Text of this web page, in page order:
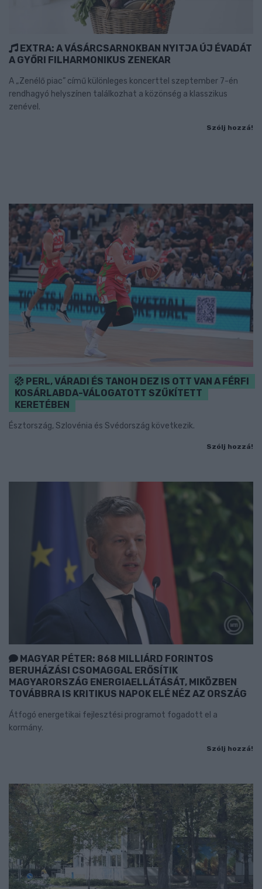
EXTRA: A VÁSÁRCSARNOKBAN NYITJA ÚJ ÉVADÁT
A GYŐRI FILHARMONIKUS ZENEKAR
A „Zenélő piac” című különleges koncerttel szeptember 7-én
rendhagyó helyszínen találkozhat a közönség a klasszikus
zenével.
Szólj hozzá!
PERL, VÁRADI ÉS TANOH DEZ IS OTT VAN A FÉRFI
KOSÁRLABDA-VÁLOGATOTT SZŰKÍTETT
KERETÉBEN
Észtország, Szlovénia és Svédország következik.
Szólj hozzá!
MAGYAR PÉTER: 868 MILLIÁRD FORINTOS
BERUHÁZÁSI CSOMAGGAL ERŐSÍTIK
MAGYARORSZÁG ENERGIAELLÁTÁSÁT, MIKÖZBEN
TOVÁBBRA IS KRITIKUS NAPOK ELÉ NÉZ AZ ORSZÁG
Átfogó energetikai fejlesztési programot fogadott el a
kormány.
Szólj hozzá!